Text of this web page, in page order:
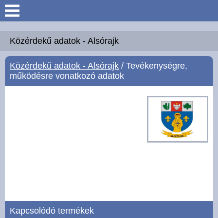
Keresés
Köszöntő
Hírek
Galéria
Közérdekű adatok - Alsórajk
Közérdekű adatok - Alsórajk / Tevékenységre,
működésre vonatkozó adatok
Kapcsolódó termékek